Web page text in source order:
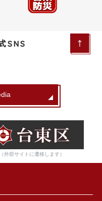
SNS
（外部サイトに遷移します）